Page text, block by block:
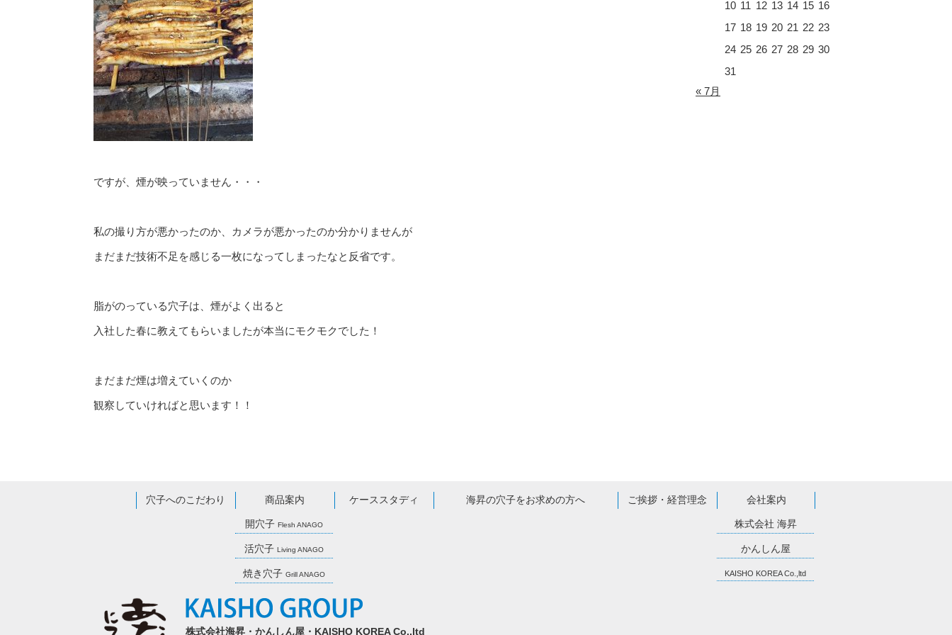
ですが、煙が映っていません・・・
私の撮り方が悪かったのか、カメラが悪かったのか分かりませんが
まだまだ技術不足を感じる一枚になってしまったなと反省です。
脂がのっている穴子は、煙がよく出ると
入社した春に教えてもらいましたが本当にモクモクでした！
まだまだ煙は増えていくのか
観察していければと思います！！
10 11 12 13 14 15 16
17 18 19 20 21 22 23
24 25 26 27 28 29 30
31
« 7月
穴子へのこだわり 商品案内
開穴子 Flesh ANAGO
活穴子 Living ANAGO
焼き穴子 Grill ANAGO
ケーススタディ 海昇の穴子をお求めの方へ ご挨拶・経営理念 会社案内
株式会社 海昇
かんしん屋
KAISHO KOREA Co.,ltd
株式会社海昇・かんしん屋・KAISHO KOREA Co.,ltd